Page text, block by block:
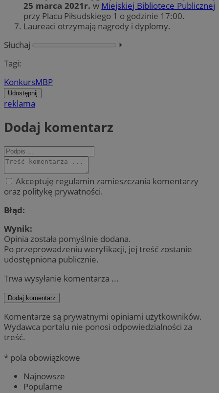
25 marca 2021r. w Miejskiej Bibliotece Publicznej
przy Placu Piłsudskiego 1 o godzinie 17:00.
Laureaci otrzymają nagrody i dyplomy.
Słuchaj
⏵︎
Tagi:
KonkursMBP
Udostępnij
reklama
Dodaj komentarz
Akceptuję regulamin zamieszczania komentarzy
oraz politykę prywatności.
Błąd:
Wynik:
Opinia została pomyślnie dodana.
Po przeprowadzeniu weryfikacji, jej treść zostanie
udostępniona publicznie.
Trwa wysyłanie komentarza ...
Dodaj komentarz
Komentarze są prywatnymi opiniami użytkowników.
Wydawca portalu nie ponosi odpowiedzialności za
treść.
* pola obowiązkowe
Najnowsze
Popularne